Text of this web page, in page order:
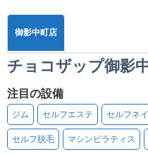
御影中町店
チョコザップ御影
注目の設備
ジム セルフエステ セルフネ
セルフ脱毛 マシンピラティス